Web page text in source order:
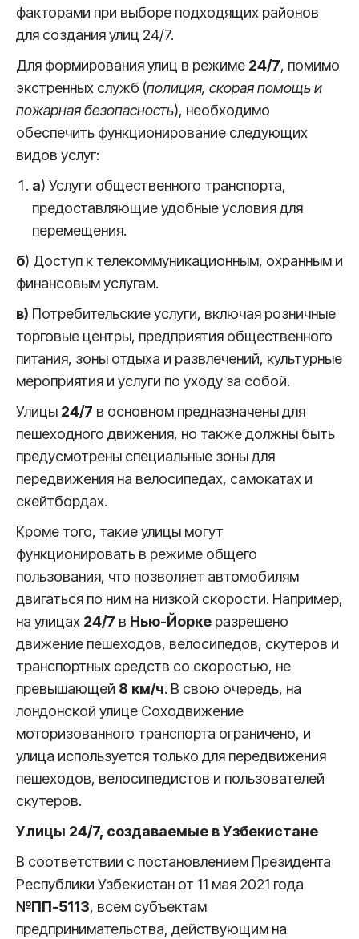
факторами при выборе подходящих районов
для создания улиц 24/7.
Для формирования улиц в режиме 24/7, помимо
экстренных служб (полиция, скорая помощь и
пожарная безопасность), необходимо
обеспечить функционирование следующих
видов услуг:
a) Услуги общественного транспорта,
предоставляющие удобные условия для
перемещения.
б) Доступ к телекоммуникационным, охранным и
финансовым услугам.
в) Потребительские услуги, включая розничные
торговые центры, предприятия общественного
питания, зоны отдыха и развлечений, культурные
мероприятия и услуги по уходу за собой.
Улицы 24/7 в основном предназначены для
пешеходного движения, но также должны быть
предусмотрены специальные зоны для
передвижения на велосипедах, самокатах и
скейтбордах.
Кроме того, такие улицы могут
функционировать в режиме общего
пользования, что позволяет автомобилям
двигаться по ним на низкой скорости. Например,
на улицах 24/7 в Нью-Йорке разрешено
движение пешеходов, велосипедов, скутеров и
транспортных средств со скоростью, не
превышающей 8 км/ч. В свою очередь, на
лондонской улице Соходвижение
моторизованного транспорта ограничено, и
улица используется только для передвижения
пешеходов, велосипедистов и пользователей
скутеров.
Улицы 24/7, создаваемые в Узбекистане
В соответствии с постановлением Президента
Республики Узбекистан от 11 мая 2021 года
№ПП-5113, всем субъектам
предпринимательства, действующим на